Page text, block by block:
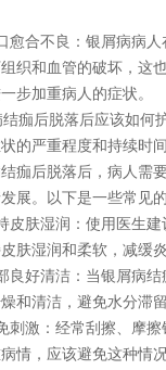
愈合不良：银屑病病人
织和血管的破坏，这
步加重病人的症状。
痂后脱落后应该如何
的严重程度和持续时
痂后脱落后，病人需
展。以下是一些常见
皮肤湿润：使用医生
肤湿润和柔软，减缓炎
良好清洁：当银屑病
和清洁，避免水分滞
刺激：经常刮擦、摩
情，应该避免这种情况